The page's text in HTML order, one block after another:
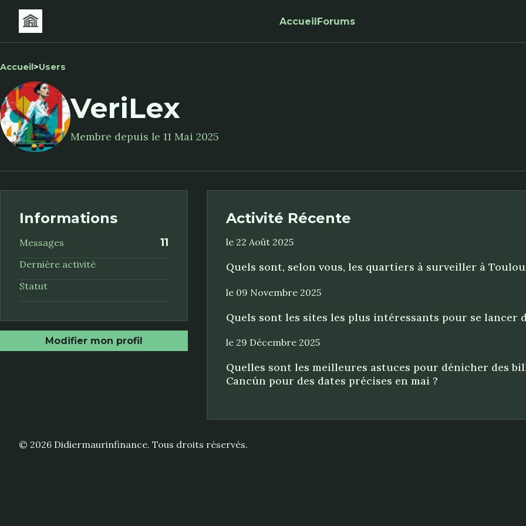
AccueilForums
Accueil>Users
VeriLex
Membre depuis le 11 Mai 2025
Informations
Messages 11
Dernière activité
Statut
Modifier mon profil
Activité Récente
le 22 Août 2025
Quels sont, selon vous, les quartiers à surveiller à
le 09 Novembre 2025
Quels sont les sites les plus intéressants pour se lancer
le 29 Décembre 2025
Quelles sont les meilleures astuces pour dénicher des
Cancún pour des dates précises en mai ?
© 2026 Didiermaurinfinance. Tous droits réservés.